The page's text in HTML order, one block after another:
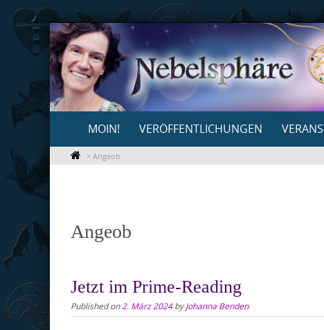
Skip
to
content
content
MOIN! VERÖFFENTLICHUNGEN
> Angeob
Angeob
Jetzt im Prime-Reading
Published on2. März 2024byJohanna Benden